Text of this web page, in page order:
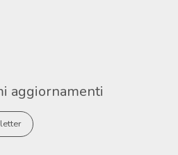
aggiornamenti